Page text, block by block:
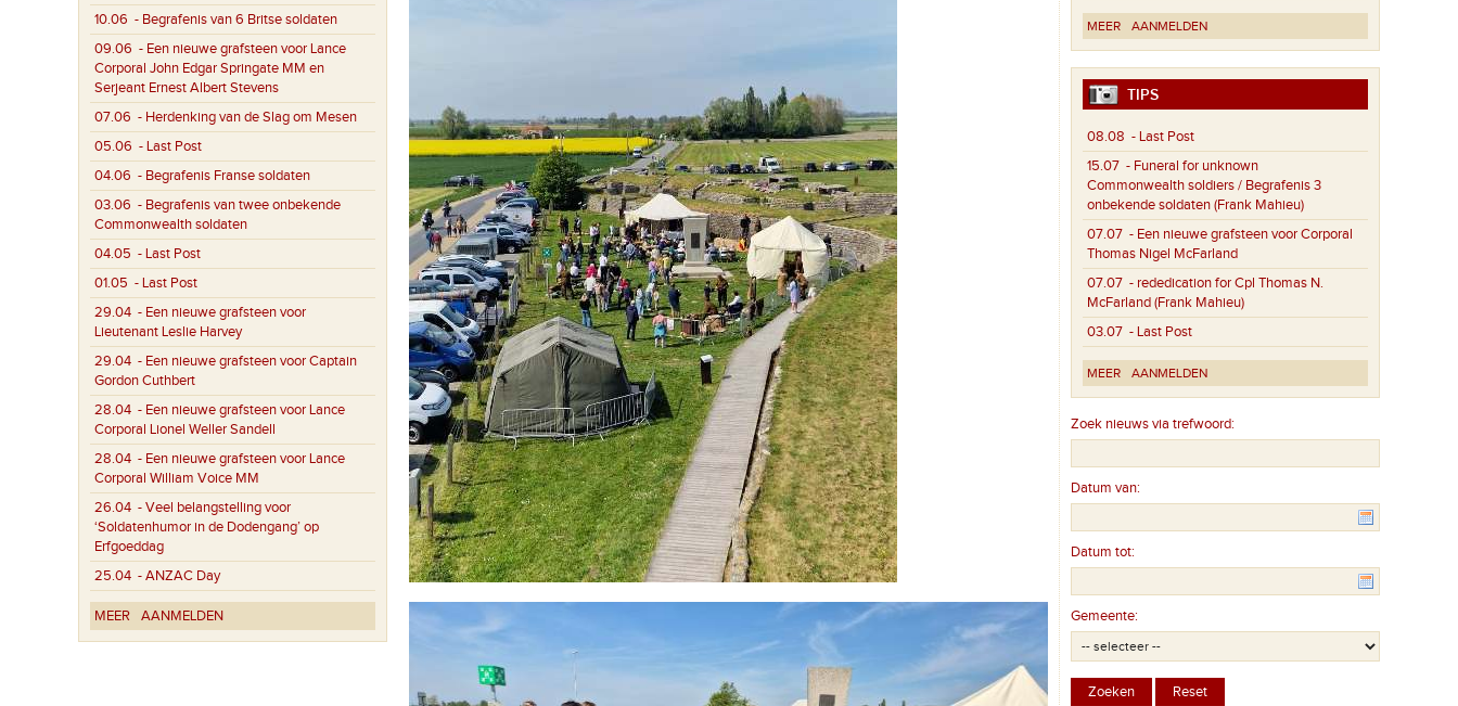
10.06 - Begrafenis van 6 Britse soldaten
09.06 - Een nieuwe grafsteen voor Lance
Corporal John Edgar Springate MM en
Serjeant Ernest Albert Stevens
07.06 - Herdenking van de Slag om Mesen
05.06 - Last Post
04.06 - Begrafenis Franse soldaten
03.06 - Begrafenis van twee onbekende
Commonwealth soldaten
04.05 - Last Post
01.05 - Last Post
29.04 - Een nieuwe grafsteen voor
Lieutenant Leslie Harvey
29.04 - Een nieuwe grafsteen voor Captain
Gordon Cuthbert
28.04 - Een nieuwe grafsteen voor Lance
Corporal Lionel Weller Sandell
28.04 - Een nieuwe grafsteen voor Lance
Corporal William Voice MM
26.04 - Veel belangstelling voor
‘Soldatenhumor in de Dodengang’ op
Erfgoeddag
25.04 - ANZAC Day
MEER AANMELDEN
MEER AANMELDEN
TIPS
08.08 - Last Post
15.07 - Funeral for unknown
Commonwealth soldiers / Begrafenis 3
onbekende soldaten (Frank Mahieu)
07.07 - Een nieuwe grafsteen voor Corporal
Thomas Nigel McFarland
07.07 - rededication for Cpl Thomas N.
McFarland (Frank Mahieu)
03.07 - Last Post
MEER AANMELDEN
Zoek nieuws via trefwoord:
Datum van:
Datum tot:
Gemeente: